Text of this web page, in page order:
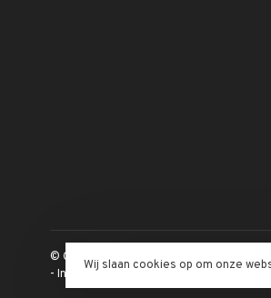
© Copyright 2026 Inofec
- Inofec Kantoormeubelen
Wij slaan cookies op om onze